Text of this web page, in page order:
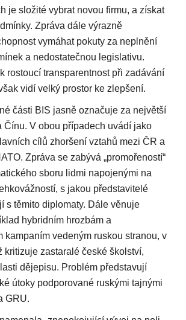
je složité vybrat novou firmu, a získat
Zpráva dále výrazně
vymáhat pokuty za neplnění
a nedostatečnou legislativu.
rostoucí transparentnost při zadávání
vidí velký prostor ke zlepšení.
části BIS jasně označuje za největší
Čínu. V obou případech uvádí jako
cílů zhoršení vztahů mezi ČR a
Zpráva se zabývá „promořeností“
sboru lidmi napojenými na
s jakou představitelé
s těmito diplomaty. Dále věnuje
hybridním hrozbám a
kampaním vedeným ruskou stranou, v
kritizuje zastaralé české školství,
dějepisu. Problém představují
útoky podporované ruskými tajnými
GRU.